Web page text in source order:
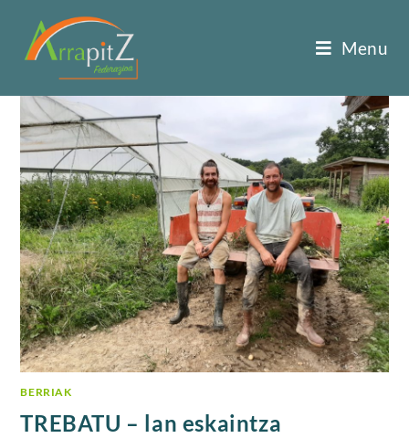
Menu
BERRIAK
TREBATU – lan eskaintza